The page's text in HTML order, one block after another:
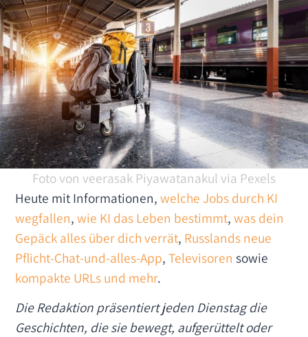
Foto von veerasak Piyawatanakul via Pexels
Heute mit Informationen,welche Jobs durch KI
wegfallen,wie KI das Leben bestimmt,was dein
Gepäck alles über dich verrät, Russlands neue
Pflicht-Chat-und-alles-App,Televisoren sowie
kompakte URLs und mehr.
Die Redaktion präsentiert jeden Dienstag die
Geschichten, die sie bewegt, aufgerüttelt oder